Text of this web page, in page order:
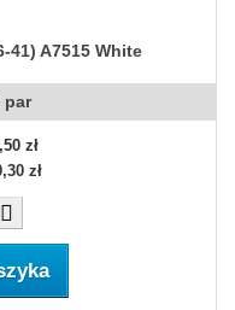
41) A7515 White
par
zł
zł